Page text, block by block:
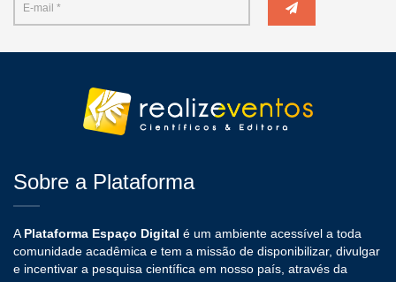
Sobre a Plataforma
A Plataforma Espaço Digital é um ambiente acessível a toda
comunidade acadêmica e tem a missão de disponibilizar, divulgar
e incentivar a pesquisa científica em nosso país, através da